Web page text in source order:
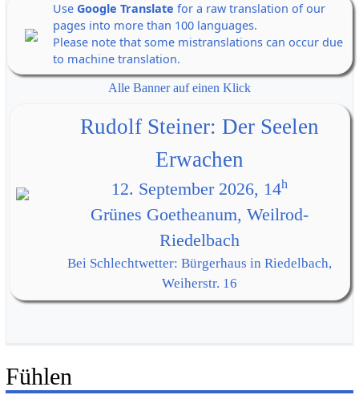
Use Google Translate for a raw translation of our
pages into more than 100 languages.
Please note that some mistranslations can occur due
to machine translation.
Alle Banner auf einen Klick
Rudolf Steiner: Der Seelen
Erwachen
12. September 2026, 14h
Grünes Goetheanum, Weilrod-
Riedelbach
Bei Schlechtwetter: Bürgerhaus in Riedelbach,
Weiherstr. 16
Fühlen